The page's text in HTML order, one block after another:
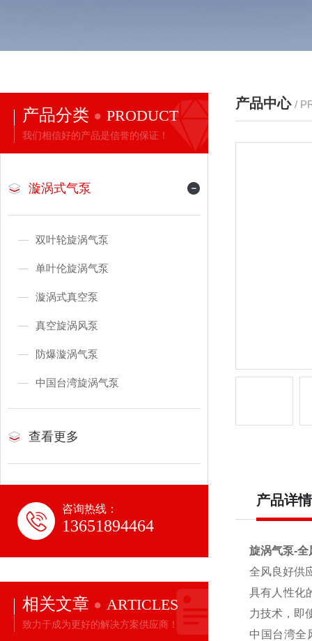
产品分类 PRODUCT
我们相信好的产品是信誉的保证！
漩涡式气泵
双叶轮旋涡气泵
单叶伦旋涡气泵
漩涡式真空泵
真空旋涡风泵
防爆漩涡气泵
中国台湾旋涡气泵
查看更多
咨询热线：
13651894464
相关文章 ARTICLES
致力于成为更好的解决方案供应商！
产品中心 /
产品详情
旋涡气泵-全
全风良好供
具有人性化
力技术，即
中国台湾全